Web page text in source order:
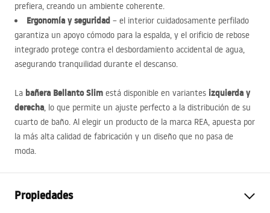
prefiera, creando un ambiente coherente.
Ergonomía y seguridad – el interior cuidadosamente perfilado
garantiza un apoyo cómodo para la espalda, y el orificio de rebose
integrado protege contra el desbordamiento accidental de agua,
asegurando tranquilidad durante el descanso.
La bañera Bellanto Slim está disponible en variantes izquierda y
derecha, lo que permite un ajuste perfecto a la distribución de su
cuarto de baño. Al elegir un producto de la marca REA, apuesta por
la más alta calidad de fabricación y un diseño que no pasa de
moda.
Propiedades